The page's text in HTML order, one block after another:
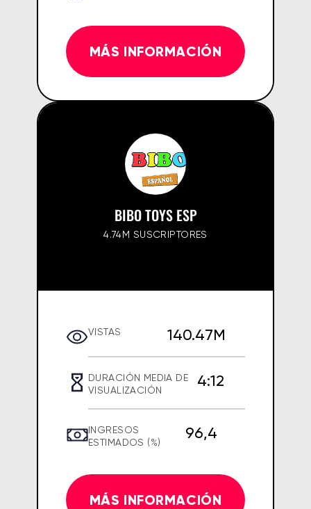
MÁS INFORMACIÓN
BIBO TOYS ESP
4.74M SUSCRIPTORES
VISTAS 140.47M
DURACIÓN MEDIA DE
VISUALIZACIÓN
4:12
INGRESOS
ESTIMADOS (%)
96,4
MÁS INFORMACIÓN